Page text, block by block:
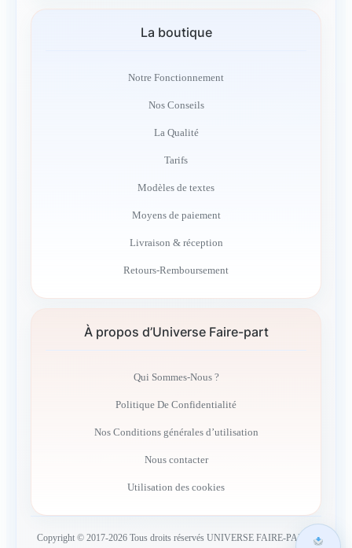
La boutique
Notre Fonctionnement
Nos Conseils
La Qualité
Tarifs
Modèles de textes
Moyens de paiement
Livraison & réception
Retours-Remboursement
À propos d’Universe Faire-part
Qui Sommes-Nous ?
Politique De Confidentialité
Nos Conditions générales d’utilisation
Nous contacter
Utilisation des cookies
Copyright © 2017-2026 Tous droits réservés UNIVERSE FAIRE-PART –